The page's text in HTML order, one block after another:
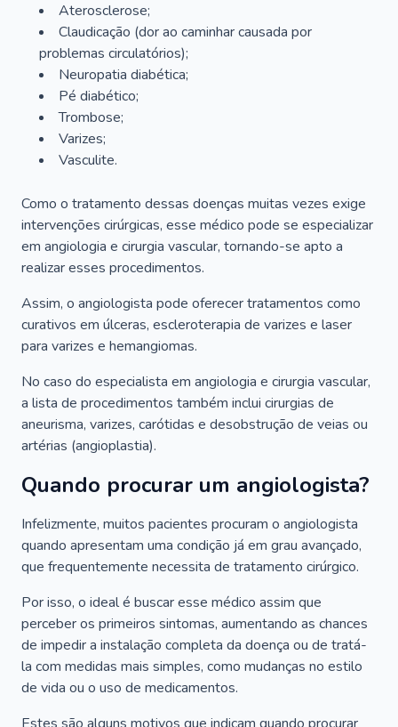
Aterosclerose;
Claudicação (dor ao caminhar causada por
problemas circulatórios);
Neuropatia diabética;
Pé diabético;
Trombose;
Varizes;
Vasculite.
Como o tratamento dessas doenças muitas vezes exige
intervenções cirúrgicas, esse médico pode se especializar
em angiologia e cirurgia vascular, tornando-se apto a
realizar esses procedimentos.
Assim, o angiologista pode oferecer tratamentos como
curativos em úlceras, escleroterapia de varizes e laser
para varizes e hemangiomas.
No caso do especialista em angiologia e cirurgia vascular,
a lista de procedimentos também inclui cirurgias de
aneurisma, varizes, carótidas e desobstrução de veias ou
artérias (angioplastia).
Quando procurar um angiologista?
Infelizmente, muitos pacientes procuram o angiologista
quando apresentam uma condição já em grau avançado,
que frequentemente necessita de tratamento cirúrgico.
Por isso, o ideal é buscar esse médico assim que
perceber os primeiros sintomas, aumentando as chances
de impedir a instalação completa da doença ou de tratá-
la com medidas mais simples, como mudanças no estilo
de vida ou o uso de medicamentos.